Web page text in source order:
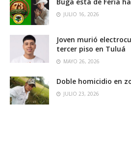
JULIO 16, 2026
Joven murió
tercer piso en Tuluá
MAYO 26, 2026
Doble homicidio en
JULIO 23, 2026